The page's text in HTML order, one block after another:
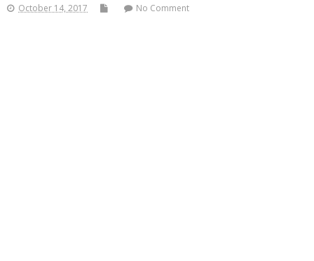
October 14, 2017 No Comment